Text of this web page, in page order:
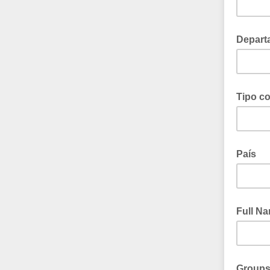
Tipo
País
Full